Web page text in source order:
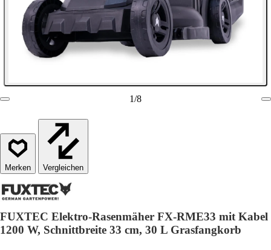
1/8
Vergleichen
FUXTEC Elektro-Rasenmäher FX-RME33 mit Kabel
1200 W, Schnittbreite 33 cm, 30 L Grasfangkorb